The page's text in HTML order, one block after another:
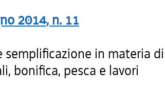
2014, n. 11
in materia di
bonifica, pesca e lavori